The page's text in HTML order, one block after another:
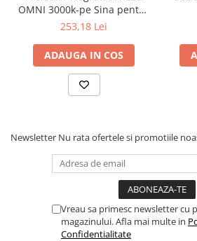
Durata Medie De Viata
Caracteristici Optice
Unghi Lumina
270 grade
Alimentare
Tensiune intrare (V)
180-260V
Frecventa
50Hz
OMNI 3000k-pe Sina pentru
Display Magazin
253,18 Lei
ADAUGA IN COS
Newsletter Nu rata ofertele si promotiile
Vreau sa primesc newsletter cu
magazinului. Afla mai multe in
Confidentialitate